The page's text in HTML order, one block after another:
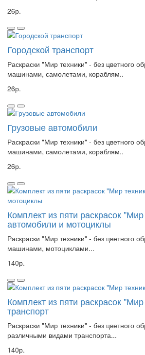
26р.
Городской транспорт
Раскраски "Мир техники" - без цветного
машинами, самолетами, кораблям..
26р.
Грузовые автомобили
Раскраски "Мир техники" - без цветного
машинами, самолетами, кораблям..
26р.
Комплект из пяти раскрасок
автомобили и мотоциклы
Раскраски "Мир техники" - без цветного
машинами, мотоциклами...
140р.
Комплект из пяти раскрасок
транспорт
Раскраски "Мир техники" - без цветного
различными видами транспорта...
140р.